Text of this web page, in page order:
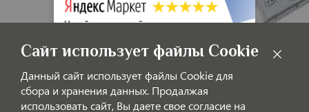
Сайт использует файлы Cookie
Данный сайт использует файлы Cookie для
сбора и хранения данных. Продалжая
использовать сайт, Вы даете свое согласие на